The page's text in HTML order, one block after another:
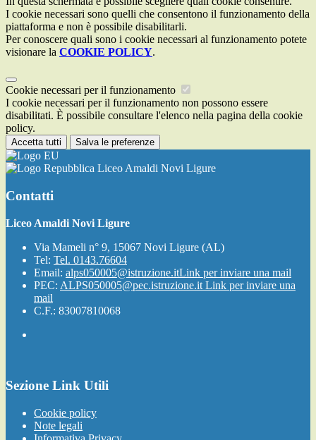
I cookie necessari sono quelli che consentono il funzionamento della
piattaforma e non è possibile disabilitarli.
Per conoscere quali sono i cookie necessari al funzionamento potete
visionare la COOKIE POLICY.
Cookie necessari per il funzionamento
I cookie necessari per il funzionamento non possono essere
disabilitati. È possibile consultare l'elenco nella pagina della cookie
policy.
Accetta tutti Salva le preferenze
Liceo Amaldi Novi Ligure
Contatti
Liceo Amaldi Novi Ligure
Via Mameli n° 9, 15067 Novi Ligure (AL)
Tel: Tel. 0143.76604
Email: alps050005@istruzione.itLink per inviare una mail
PEC: ALPS050005@pec.istruzione.it Link per inviare una
mail
C.F.: 83007810068
Sezione Link Utili
Cookie policy
Note legali